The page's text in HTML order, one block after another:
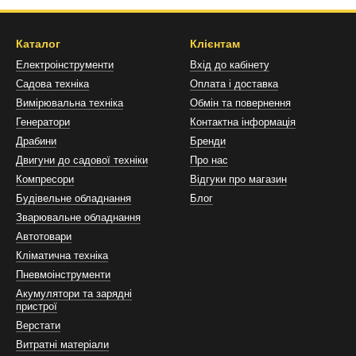
: Підібраний домкрат повинен відповідати
: Низькоякісні домкрати можуть завдати шкоди транспортному
кузова або шин.
часу: Якісний домкрат має бути зручним у використанні, що
всю необхідну інформацію, щоб допомогти вам підібрати
привабливі ціни та високу якість обслуговування.
чи підкатний домкрат?
домкратів, кожна з яких має унікальні особливості:
лідируючі позиції завдяки своїй потужності та зручності
для компактних автомобілів, прості та надійні у
потреби.
підходить для використання в автосервісі, є зручністю та
Необхідні для надійної підтримки авто під час робіт, що
Каталог
Електроінструменти
Садова техніка
Вимірювальна техніка
Генератори
Драбини
Двигуни до садової техніки
Компресори
Будівельне обладнання
Зварювальне обладнання
Автотовари
Кліматична техніка
Пневмоінструменти
Акумулятори та зарядні
пристрої
Верстати
Витратні матеріали
Клієнтам
Вхід до кабінету
Оплата і доставка
Обмін та повернення
Контактна інформація
Бренди
Про нас
Відгуки про магазин
Блог